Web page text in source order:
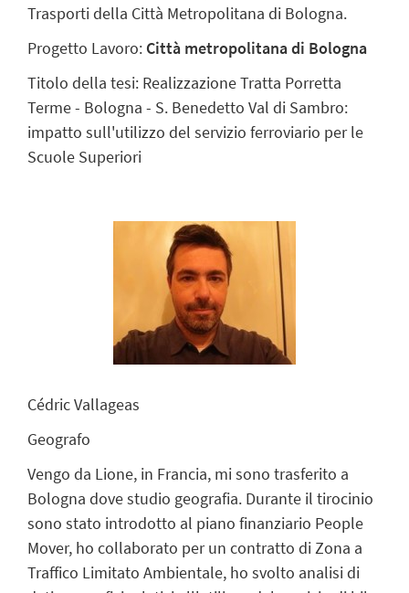
Trasporti della Città Metropolitana di Bologna.
Progetto Lavoro: Città metropolitana di Bologna
Titolo della tesi: Realizzazione Tratta Porretta
Terme - Bologna - S. Benedetto Val di Sambro:
impatto sull'utilizzo del servizio ferroviario per le
Scuole Superiori
Cédric Vallageas
Geografo
Vengo da Lione, in Francia, mi sono trasferito a
Bologna dove studio geografia. Durante il tirocinio
sono stato introdotto al piano finanziario People
Mover, ho collaborato per un contratto di Zona a
Traffico Limitato Ambientale, ho svolto analisi di